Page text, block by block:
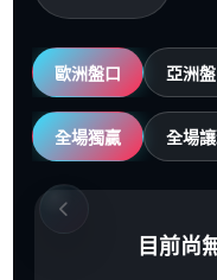
歐洲盤口 亞洲
全場獨贏 全場
目前尚